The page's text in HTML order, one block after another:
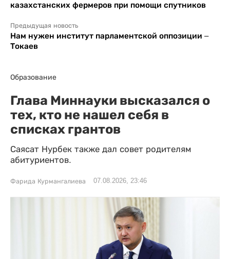
казахстанских фермеров при помощи спутников
Предыдущая новость
Нам нужен институт парламентской оппозиции –
Токаев
Образование
Глава Миннауки высказался о
тех, кто не нашел себя в
списках грантов
Саясат Нурбек также дал совет родителям
абитуриентов.
Фарида Курмангалиева 07.08.2026, 23:46